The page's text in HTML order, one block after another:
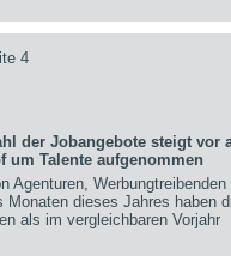
4
der Jobangebote steigt vor
um Talente aufgenommen
Agenturen,
dieses Jahres haben
als im vergleichbaren Vorjahr